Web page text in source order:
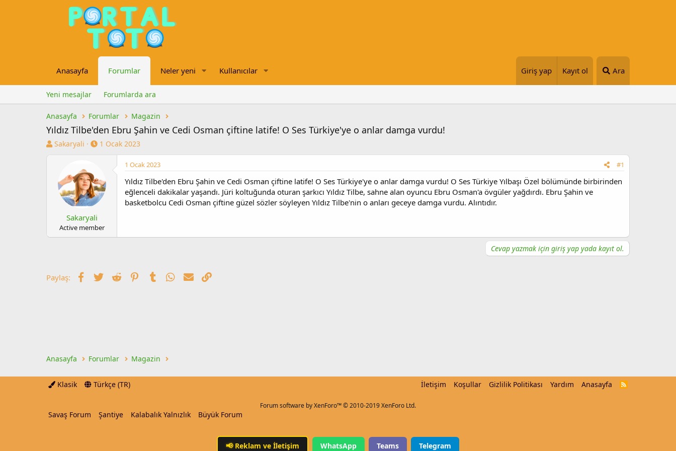
Anasayfa Forumlar Neler yeni Kullanıcılar Giriş yap Kayıt ol Ara
Yeni mesajlar Forumlarda ara
Anasayfa Forumlar Magazin
Yıldız Tilbe'den Ebru Şahin ve Cedi Osman çiftine latife! O Ses Türkiye'ye o anlar damga vurdu!
K
a
Sakaryali
B
a
n
g
t
a
i
1 Ocak 2023
Sakaryali
Active member
1 Ocak 2023 #1
Yıldız Tilbe'den Ebru Şahin ve Cedi Osman çiftine latife! O Ses Türkiye'ye o anlar damga vurdu! O Ses Türkiye Yılbaşı Özel bölümünde birbirinden
eğlenceli dakikalar yaşandı. Jüri koltuğunda oturan şarkıcı Yıldız Tilbe, sahne alan oyuncu Ebru Osman'a övgüler yağdırdı. Ebru Şahin ve
basketbolcu Cedi Osman çiftine güzel sözler söyleyen Yıldız Tilbe'nin o anları geceye damga vurdu. Alıntıdır.
Cevap yazmak için giriş yap yada kayıt ol.
Paylaş: Facebook
TwitterReddit PinterestTumblr WhatsApp
E-postaLink
Anasayfa Forumlar Magazin
Klasik Türkçe (TR) İletişim Koşullar Gizlilik Politikası Yardım Anasayfa
R
Forum software by XenForo™© 2010-2019 XenForo Ltd.
Savaş Forum Şantiye Kalabalık Yalnızlık Büyük Forum
📢Reklam ve İletişim WhatsApp Teams Telegram